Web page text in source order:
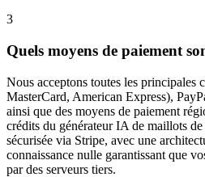
3
Quels moyens de paiement
Nous acceptons toutes les principales
MasterCard, American Express),
ainsi que des moyens de paiement
crédits du générateur IA de maillots
sécurisée via Stripe, avec une
connaissance nulle garantissant que
par des serveurs tiers.